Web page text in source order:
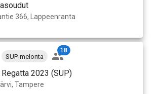
366, Lappeenranta
SUP-melonta
18
Regatta 2023 (SUP)
Tampere